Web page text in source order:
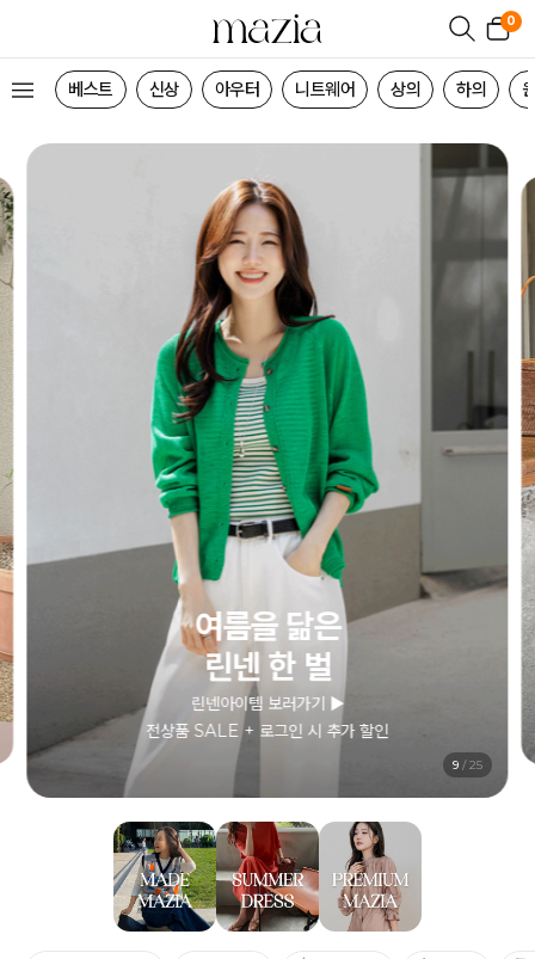
0
베스트 신상 아우터 니트웨어 상의 하의
여름을 닮은
린넨 한 벌
린넨아이템 보러가기 ▶
전상품 SALE + 로그인 시 추가 할인
10 /25